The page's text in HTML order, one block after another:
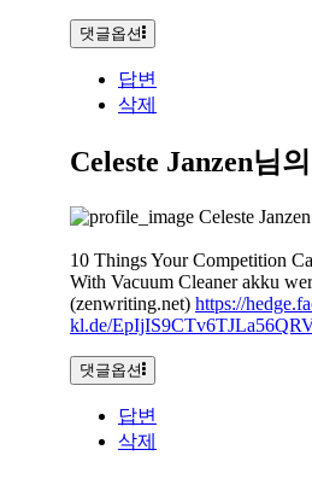
댓글옵션
답변
삭제
Celeste Janzen님
Celeste Janzen
10 Things Your Competition
With Vacuum Cleaner akku
(zenwriting.net) https://
kl.de/
댓글옵션
답변
삭제